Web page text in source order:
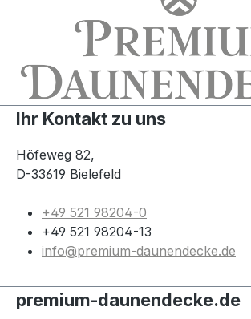
Ihr Kontakt zu uns
Höfeweg 82,
D-33619 Bielefeld
+49 521 98204-0
+49 521 98204-13
info@premium-daunendecke.de
premium-daunendecke.de